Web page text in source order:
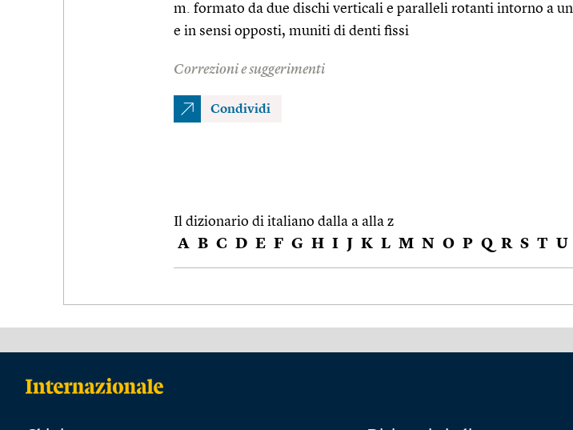
m. formato da due dischi verticali e paralleli rotanti intorno a un
e in sensi opposti, muniti di denti fissi
Correzioni e suggerimenti
Condividi
Il dizionario di italiano dalla a alla z
A B C D E F G H I J K L M N O P Q R S T U